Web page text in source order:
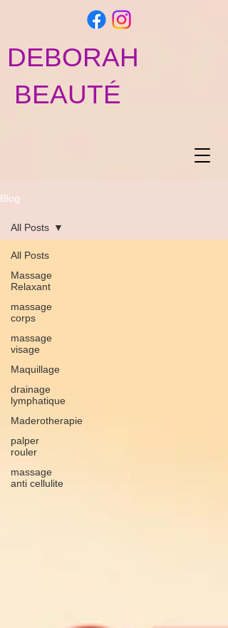
DEBORAH
BEAUTÉ
Blog
All Posts
Massage
Relaxant
massage
corps
massage
visage
Maquillage
drainage
lymphatique
Maderotherapie
palper
rouler
massage
anti cellulite
All Posts